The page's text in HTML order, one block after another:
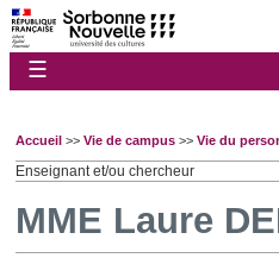
☰
Accueil >> Vie de campus >> Vie du
Enseignant et/ou chercheur
MME Laure